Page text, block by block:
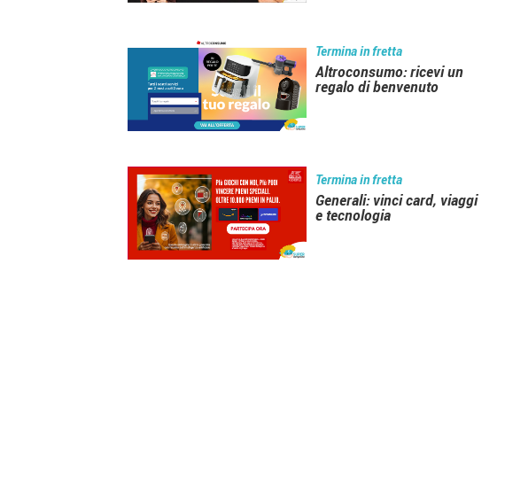
Termina in fretta
Altroconsumo: ricevi un
regalo di benvenuto
Termina in fretta
Generali: vinci card, viaggi
e tecnologia